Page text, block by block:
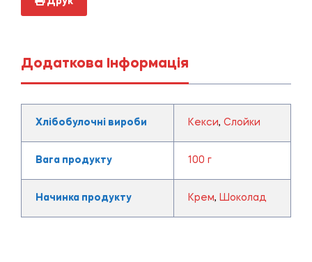
Додаткова Інформація
Хлібобулочні вироби Кекси, Слойки
Вага продукту 100 г
Начинка продукту Крем, Шоколад